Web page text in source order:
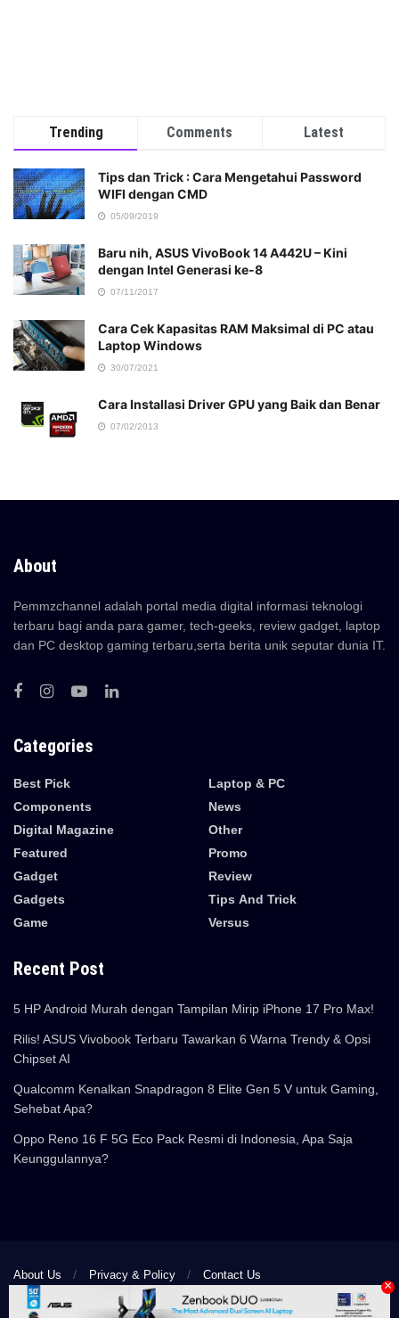
Trending Comments Latest
Tips dan Trick : Cara Mengetahui Password
WIFI dengan CMD
05/09/2019
Baru nih, ASUS VivoBook 14 A442U – Kini
dengan Intel Generasi ke-8
07/11/2017
Cara Cek Kapasitas RAM Maksimal di PC atau
Laptop Windows
30/07/2021
Cara Installasi Driver GPU yang Baik dan Benar
07/02/2013
About
Pemmzchannel adalah portal media digital informasi teknologi
terbaru bagi anda para gamer, tech-geeks, review gadget, laptop
dan PC desktop gaming terbaru,serta berita unik seputar dunia IT.
Categories
Best Pick
Components
Digital Magazine
Featured
Gadget
Gadgets
Game
Laptop & PC
News
Other
Promo
Review
Tips And Trick
Versus
Recent Post
5 HP Android Murah dengan Tampilan Mirip iPhone 17 Pro Max!
Rilis! ASUS Vivobook Terbaru Tawarkan 6 Warna Trendy & Opsi
Chipset AI
Qualcomm Kenalkan Snapdragon 8 Elite Gen 5 V untuk Gaming,
Sehebat Apa?
Oppo Reno 16 F 5G Eco Pack Resmi di Indonesia, Apa Saja
Keunggulannya?
About Us Privacy & Policy Contact Us
© 2024 Pemmzchannel
×